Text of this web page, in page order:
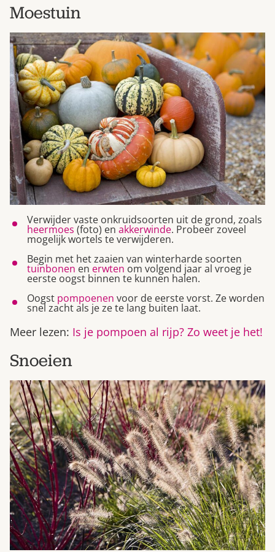
Moestuin
Verwijder vaste onkruidsoorten uit de grond, zoals
heermoes (foto) en akkerwinde. Probeer zoveel
mogelijk wortels te verwijderen.
Begin met het zaaien van winterharde soorten
tuinbonen en erwten om volgend jaar al vroeg je
eerste oogst binnen te kunnen halen.
Oogst pompoenen voor de eerste vorst. Ze worden
snel zacht als je ze te lang buiten laat.
Meer lezen: Is je pompoen al rijp? Zo weet je het!
Snoeien